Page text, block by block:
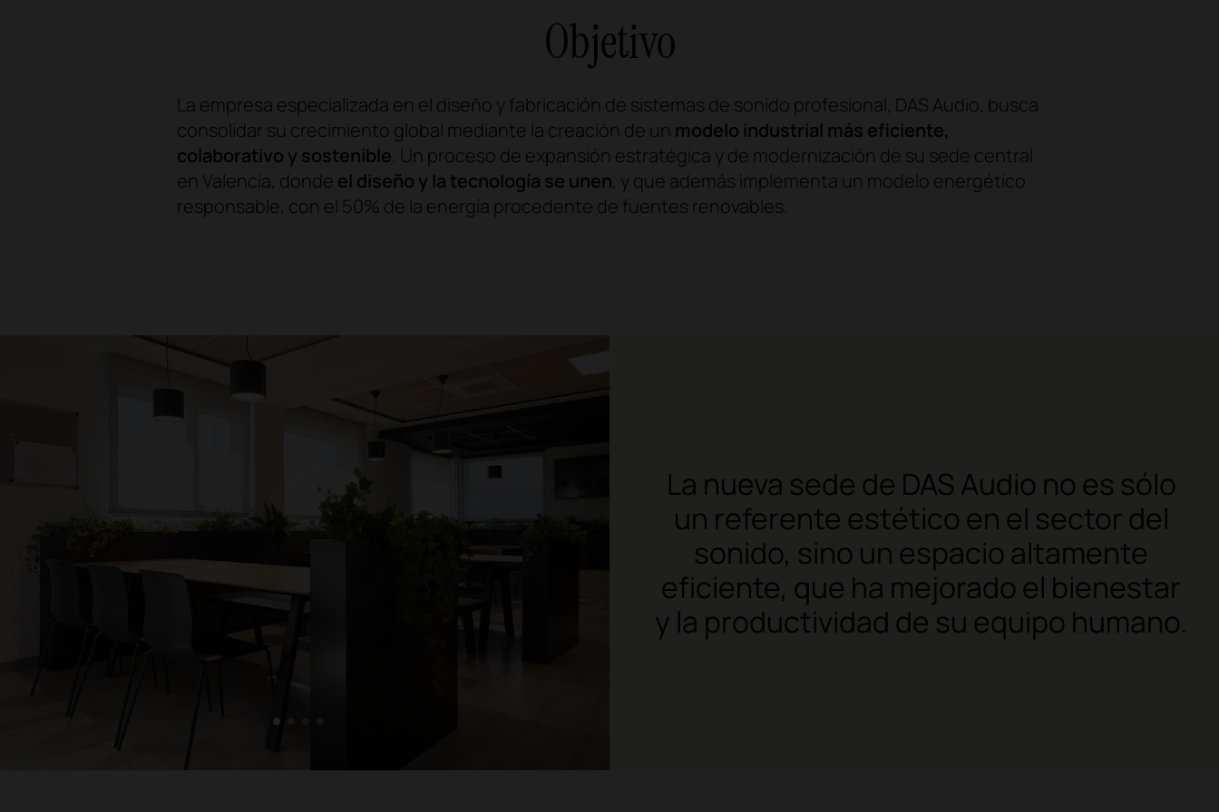
Objetivo
La empresa especializada en el diseño y fabricación de sistemas de sonido profesional, DAS Audio, busca
consolidar su crecimiento global mediante la creación de un modelo industrial más eficiente,
colaborativo y sostenible. Un proceso de expansión estratégica y de modernización de su sede central
en Valencia, donde el diseño y la tecnología se unen, y que además implementa un modelo energético
responsable, con el 50% de la energía procedente de fuentes renovables.
1
La nueva sede de DAS Audio no es sólo
un referente estético en el sector del
sonido, sino un espacio altamente
eficiente, que ha mejorado el bienestar
y la productividad de su equipo humano.